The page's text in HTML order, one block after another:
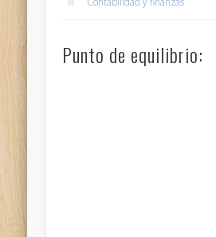
Punto de equilibrio: